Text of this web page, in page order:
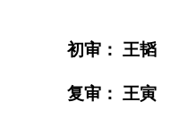
初审： 王韬
复审： 王寅